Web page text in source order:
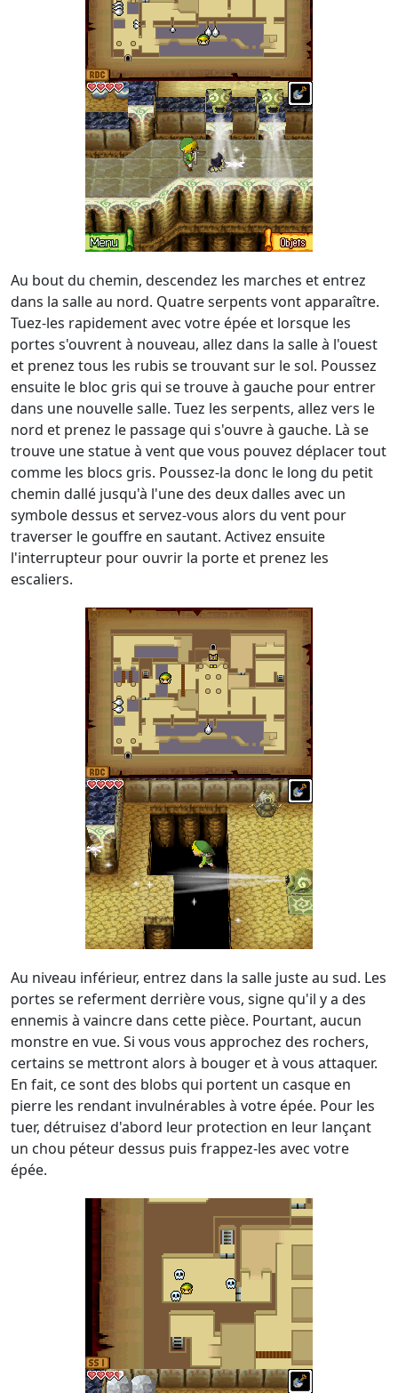
Au bout du chemin, descendez les marches et entrez
dans la salle au nord. Quatre serpents vont apparaître.
Tuez-les rapidement avec votre épée et lorsque les
portes s'ouvrent à nouveau, allez dans la salle à l'ouest
et prenez tous les rubis se trouvant sur le sol. Poussez
ensuite le bloc gris qui se trouve à gauche pour entrer
dans une nouvelle salle. Tuez les serpents, allez vers le
nord et prenez le passage qui s'ouvre à gauche. Là se
trouve une statue à vent que vous pouvez déplacer tout
comme les blocs gris. Poussez-la donc le long du petit
chemin dallé jusqu'à l'une des deux dalles avec un
symbole dessus et servez-vous alors du vent pour
traverser le gouffre en sautant. Activez ensuite
l'interrupteur pour ouvrir la porte et prenez les
escaliers.
Au niveau inférieur, entrez dans la salle juste au sud. Les
portes se referment derrière vous, signe qu'il y a des
ennemis à vaincre dans cette pièce. Pourtant, aucun
monstre en vue. Si vous vous approchez des rochers,
certains se mettront alors à bouger et à vous attaquer.
En fait, ce sont des blobs qui portent un casque en
pierre les rendant invulnérables à votre épée. Pour les
tuer, détruisez d'abord leur protection en leur lançant
un chou péteur dessus puis frappez-les avec votre
épée.